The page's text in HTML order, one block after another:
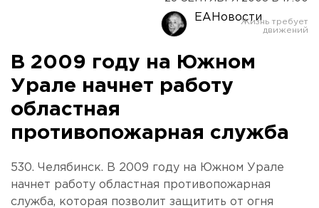
Оренбург
ЕАНовости
В 2009 году на Южном
Урале начнет работу
областная
противопожарная служба
530. Челябинск. В 2009 году на Южном Урале
начнет работу областная противопожарная
служба, которая позволит защитить от огня